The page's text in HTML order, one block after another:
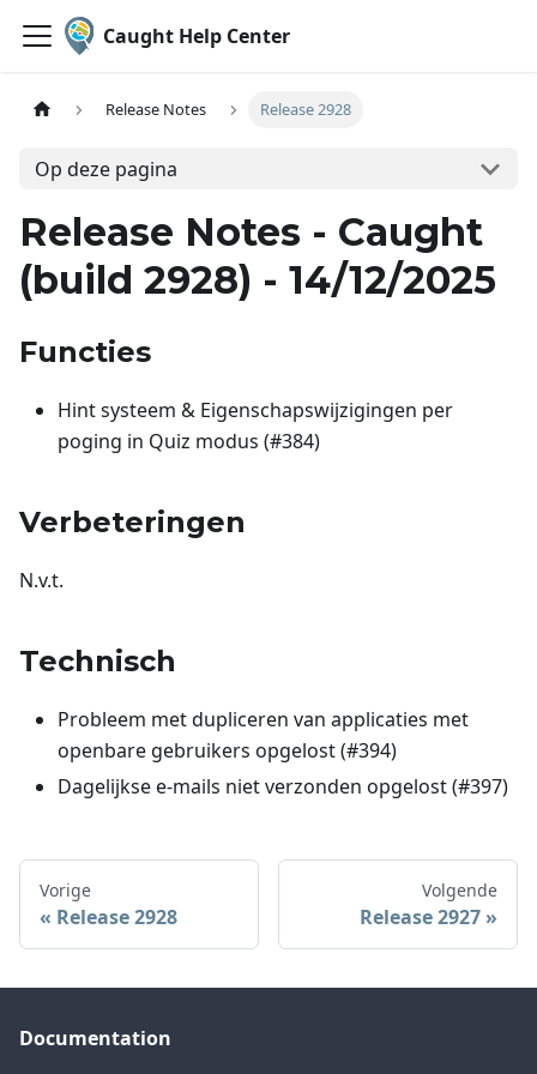
Caught Help Center
Release Notes Release 2928
Op deze pagina
Release Notes - Caught
(build 2928) - 14/12/2025
Functies
Hint systeem & Eigenschapswijzigingen per
poging in Quiz modus (#384)
Verbeteringen
N.v.t.
Technisch
Probleem met dupliceren van applicaties met
openbare gebruikers opgelost (#394)
Dagelijkse e-mails niet verzonden opgelost (#397)
Vorige
Release 2928
Volgende
Release 2927
Documentation